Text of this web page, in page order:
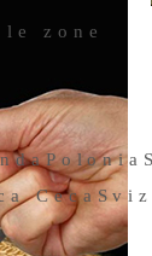
zone
Polonia
Ceca